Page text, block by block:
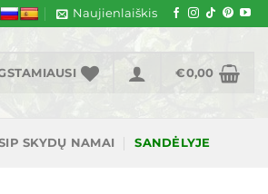
Naujienlaiškis
€0,00
SKYDŲ NAMAI SANDĖLYJE